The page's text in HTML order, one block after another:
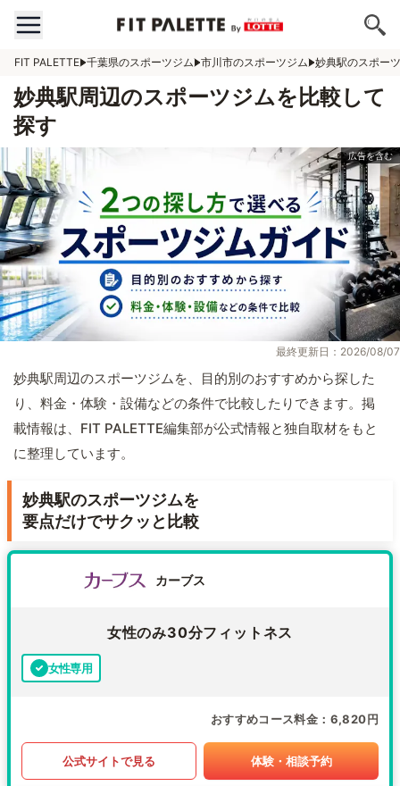
FIT PALETTE 千葉県のスポーツジム 市川市のスポーツジム 妙典駅のスポー
妙典駅周辺のスポーツジムを比較して
探す
最終更新日：2026/08/07
妙典駅周辺のスポーツジムを、目的別のおすすめから探した
り、料金・体験・設備などの条件で比較したりできます。掲
載情報は、FIT PALETTE編集部が公式情報と独自取材をもと
に整理しています。
妙典駅のスポーツジムを
要点だけでサクッと比較
カーブス
女性のみ30分フィットネス
女性専用
おすすめコース料金 6,820円
公式サイトで見る 体験・相談予約